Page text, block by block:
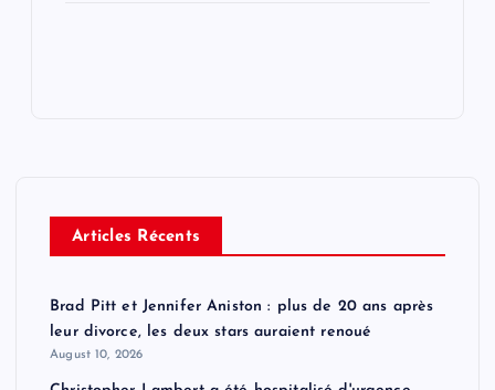
Articles Récents
Brad Pitt et Jennifer Aniston : plus de 20 ans après
leur divorce, les deux stars auraient renoué
August 10, 2026